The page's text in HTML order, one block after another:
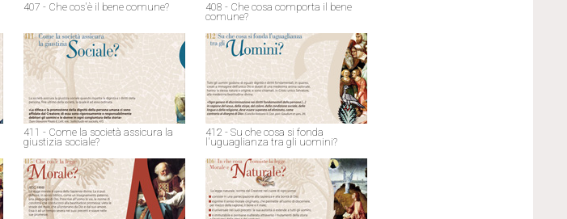
407 - Che cos'è il bene comune?
408 - Che cosa comporta il bene
comune?
411 - Come la società assicura la
giustizia sociale?
412 - Su che cosa si fonda
l'uguaglianza tra gli uomini?